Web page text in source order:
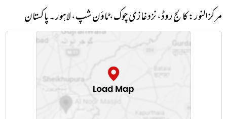
مرکز النور: کالج روڈ، نزد غازی چوک، ٹاؤن شپ، لاہور ۔ پاکستان